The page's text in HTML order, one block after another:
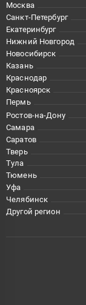
Москва
Санкт-Петербург
Екатеринбург
Нижний Новгород
Новосибирск
Казань
Краснодар
Красноярск
Пермь
Ростов-на-Дону
Самара
Саратов
Тверь
Тула
Тюмень
Уфа
Челябинск
Другой регион